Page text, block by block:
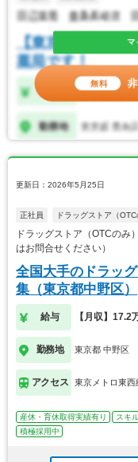
更新日：2026年5月25日
正社員 ドラッグストア（OTC
ドラッグストア（OTCの
はお問合せください）
全国大手のドラッ
集（東京都中野区）
給与 【月収】17.2
勤務地 東京都 中野区
アクセス 東京メトロ東西
産休・育休取得実績有り スキ
積極採用中